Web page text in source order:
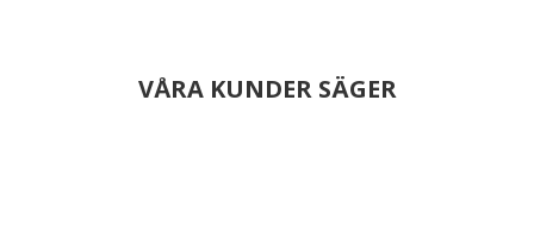
VÅRA KUNDER SÄGER